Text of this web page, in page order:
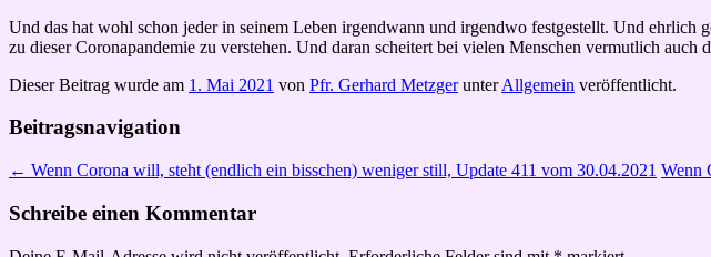
Und das hat wohl schon jeder in seinem Leben irgendwann und irgendwo festgestellt. Und
zu dieser Coronapandemie zu verstehen. Und daran scheitert bei vielen Menschen vermutlich auch
Dieser Beitrag wurde am 1. Mai 2021 von Pfr. Gerhard MetzgerunterAllgemein veröffentlicht.
Beitragsnavigation
← Wenn Corona will, steht (endlich ein bisschen) weniger still, Update 411 vom 30.04.2021 Wenn
Schreibe einen Kommentar